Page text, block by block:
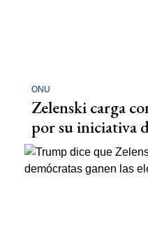
ONU
Zelenski carga
por su iniciativa